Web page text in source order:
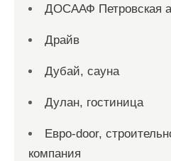
ДОСААФ Петровская
Драйв
Дубай, сауна
Дулан, гостиница
Евро-door,
компания